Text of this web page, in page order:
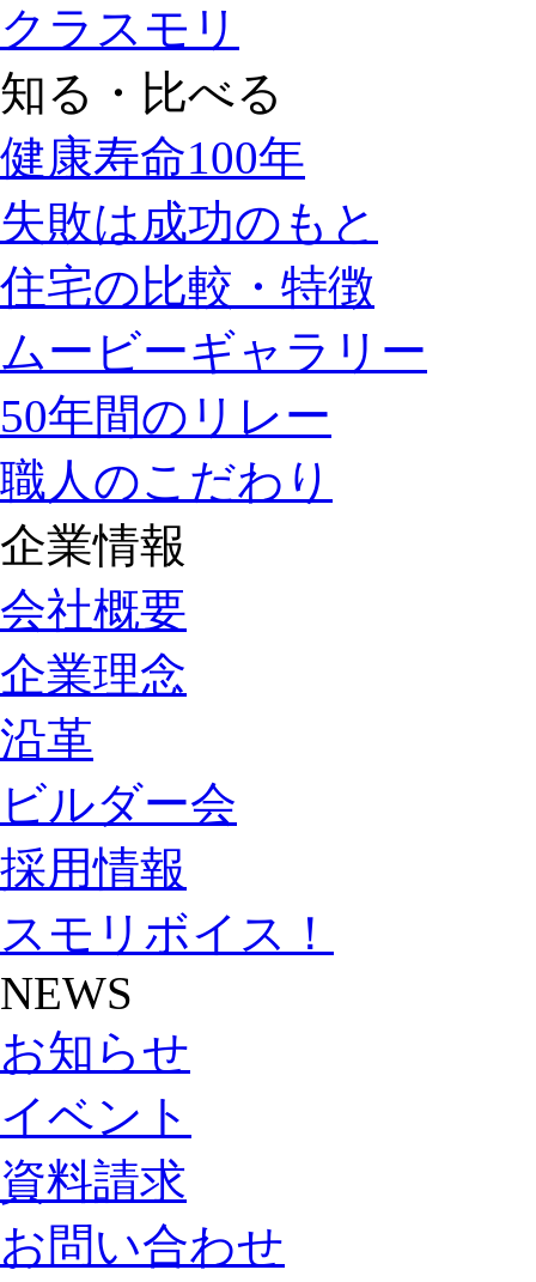
クラスモリ
知る・比べる
健康寿命100年
失敗は成功のもと
住宅の比較・特徴
ムービーギャラリー
50年間のリレー
職人のこだわり
企業情報
会社概要
企業理念
沿革
ビルダー会
採用情報
スモリボイス！
NEWS
お知らせ
イベント
資料請求
お問い合わせ